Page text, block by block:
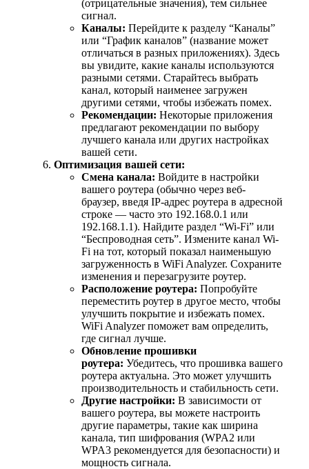
(отрицательные значения), тем сильнее
сигнал.
Каналы: Перейдите к разделу “Каналы”
или “График каналов” (название может
отличаться в разных приложениях). Здесь
вы увидите, какие каналы используются
разными сетями. Старайтесь выбрать
канал, который наименее загружен
другими сетями, чтобы избежать помех.
Рекомендации: Некоторые приложения
предлагают рекомендации по выбору
лучшего канала или других настройках
вашей сети.
Оптимизация вашей сети:
Смена канала: Войдите в настройки
вашего роутера (обычно через веб-
браузер, введя IP-адрес роутера в адресной
строке — часто это 192.168.0.1 или
192.168.1.1). Найдите раздел “Wi-Fi” или
“Беспроводная сеть”. Измените канал Wi-
Fi на тот, который показал наименьшую
загруженность в WiFi Analyzer. Сохраните
изменения и перезагрузите роутер.
Расположение роутера: Попробуйте
переместить роутер в другое место, чтобы
улучшить покрытие и избежать помех.
WiFi Analyzer поможет вам определить,
где сигнал лучше.
Обновление прошивки
роутера: Убедитесь, что прошивка вашего
роутера актуальна. Это может улучшить
производительность и стабильность сети.
Другие настройки: В зависимости от
вашего роутера, вы можете настроить
другие параметры, такие как ширина
канала, тип шифрования (WPA2 или
WPA3 рекомендуется для безопасности) и
мощность сигнала.